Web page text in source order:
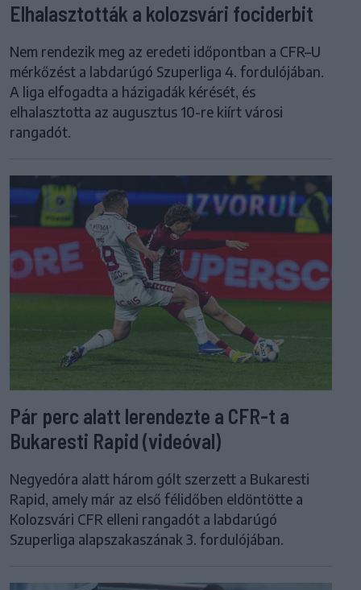
Elhalasztották a kolozsvári fociderbit
Nem rendezik meg az eredeti időpontban a CFR–U
mérkőzést a labdarúgó Szuperliga 4. fordulójában.
A liga elfogadta a házigadák kérését, és
elhalasztotta az augusztus 10-re kiírt városi
rangadót.
Pár perc alatt lerendezte a CFR-t a
Bukaresti Rapid (videóval)
Negyedóra alatt három gólt szerzett a Bukaresti
Rapid, amely már az első félidőben eldöntötte a
Kolozsvári CFR elleni rangadót a labdarúgó
Szuperliga alapszakaszának 3. fordulójában.